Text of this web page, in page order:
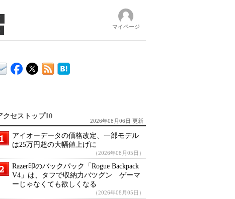
マイページ
クセストップ10
2026年08月06日 更新
アイオーデータの価格改定、一部モデル
は25万円超の大幅値上げに
（2026年08月05日）
Razer印のバックパック「Rogue Backpack
V4」は、タフで収納力バツグン ゲーマ
ーじゃなくても欲しくなる
（2026年08月05日）